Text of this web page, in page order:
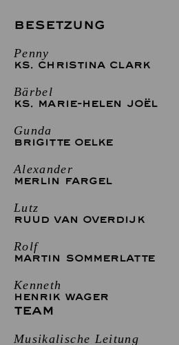
BESETZUNG
Penny
KS. CHRISTINA CLARK
Bärbel
KS. MARIE-HELEN JOËL
Gunda
BRIGITTE OELKE
Alexander
MERLIN FARGEL
Lutz
RUUD VAN OVERDIJK
Rolf
MARTIN SOMMERLATTE
Kenneth
HENRIK WAGER
TEAM
Musikalische Leitung